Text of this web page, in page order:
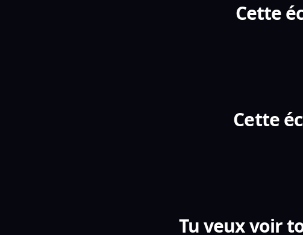
Cette
Cette
Tu veux voir